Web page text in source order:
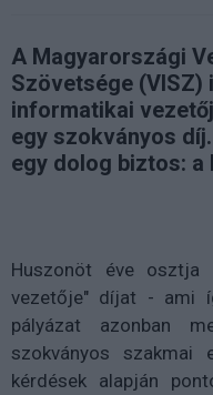
A Magyarországi
Szövetsége (VISZ)
informatikai
egy szokványos
egy dolog biztos: a
Huszonöt éve
vezetője" díjat - ami
pályázat azonban
szokványos
kérdések alapján